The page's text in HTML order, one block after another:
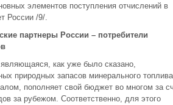
элементов поступления отчислений в
России /9/.
партнеры России – потребители
как уже было сказано,
природных запасов минерального
пополняет свой бюджет во многом за
за рубежом. Соответственно, для этого